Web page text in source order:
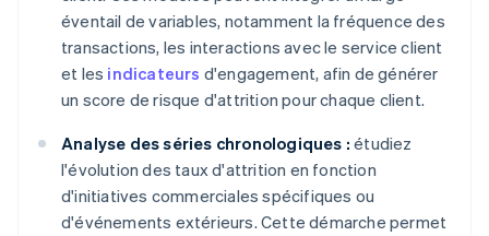
éventail de variables, notamment la fréquence des
transactions, les interactions avec le service client
et les indicateurs d'engagement, afin de générer
un score de risque d'attrition pour chaque client.
Analyse des séries chronologiques : étudiez
l'évolution des taux d'attrition en fonction
d'initiatives commerciales spécifiques ou
d'événements extérieurs. Cette démarche permet